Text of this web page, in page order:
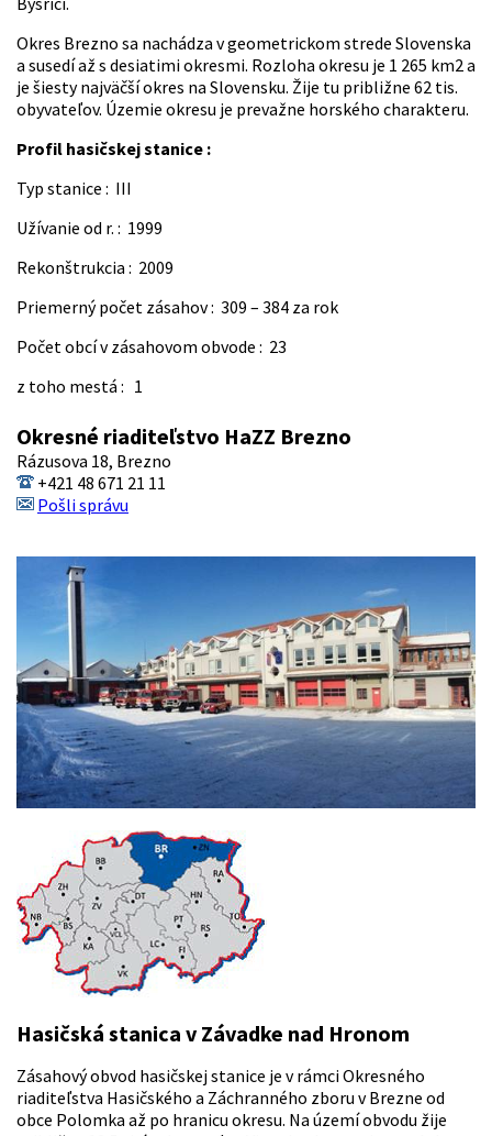
Okres Brezno sa nachádza v geometrickom strede Slovenska
a susedí až s desiatimi okresmi. Rozloha okresu je 1 265 km2 a
je šiesty najväčší okres na Slovensku. Žije tu približne 62 tis.
obyvateľov. Územie okresu je prevažne horského charakteru.
Profil hasičskej stanice :
Typ stanice : III
Užívanie od r. : 1999
Rekonštrukcia : 2009
Priemerný počet zásahov : 309 – 384 za rok
Počet obcí v zásahovom obvode : 23
z toho mestá : 1
Okresné riaditeľstvo HaZZ Brezno
Rázusova 18, Brezno
+421 48 671 21 11
Pošli správu
Hasičská stanica v Závadke nad Hronom
Zásahový obvod hasičskej stanice je v rámci Okresného
riaditeľstva Hasičského a Záchranného zboru v Brezne od
obce Polomka až po hranicu okresu. Na území obvodu žije